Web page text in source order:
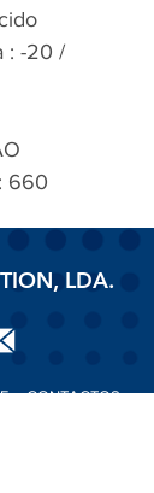
: -20 /
660
LDA.
CONTACTOS